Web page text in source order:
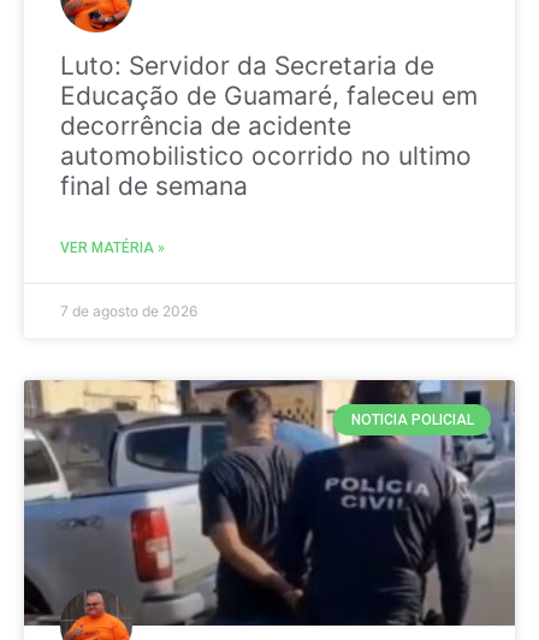
Luto: Servidor da Secretaria de
Educação de Guamaré, faleceu em
decorrência de acidente
automobilistico ocorrido no ultimo
final de semana
VER MATÉRIA »
7 de agosto de 2026
NOTICIA POLICIAL